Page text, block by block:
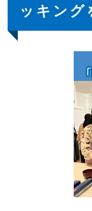
ッキング